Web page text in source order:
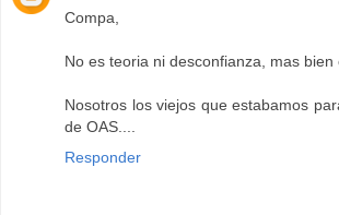
Compa,
No es teoria ni desconfianza, mas bien
Nosotros los viejos que estabamos
de OAS....
Responder